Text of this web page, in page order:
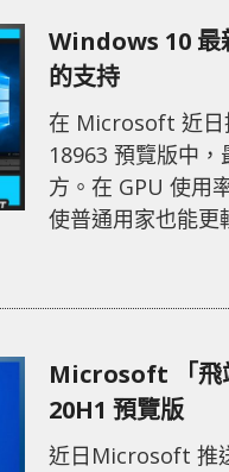
Windows 10 最
的支持
在 Microsoft 近日
18963 預覽版中
方。在 GPU 使用
使普通用家也能更
分完善，目前只
GPU 溫度則不會
由這一
Microsoft 「飛
20H1 預覽版
近日Microsoft 推